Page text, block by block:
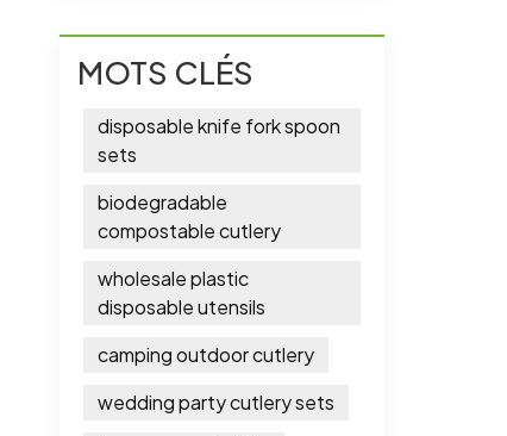
MOTS CLÉS
disposable knife fork spoon
sets
biodegradable
compostable cutlery
wholesale plastic
disposable utensils
camping outdoor cutlery
wedding party cutlery sets